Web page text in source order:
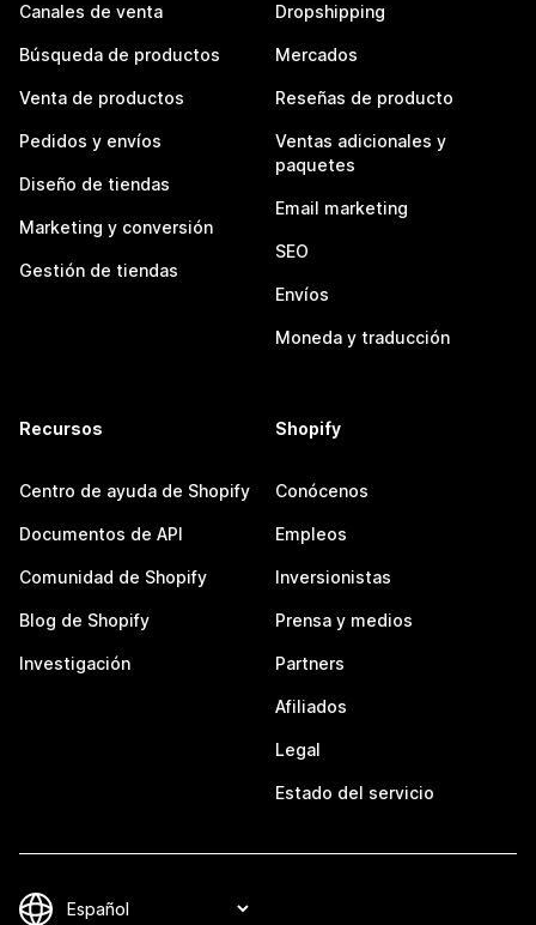
Canales de venta
Búsqueda de productos
Venta de productos
Pedidos y envíos
Diseño de tiendas
Marketing y conversión
Gestión de tiendas
Dropshipping
Mercados
Reseñas de producto
Ventas adicionales y
paquetes
Email marketing
SEO
Envíos
Moneda y traducción
Recursos
Centro de ayuda de Shopify
Documentos de API
Comunidad de Shopify
Blog de Shopify
Investigación
Shopify
Conócenos
Empleos
Inversionistas
Prensa y medios
Partners
Afiliados
Legal
Estado del servicio